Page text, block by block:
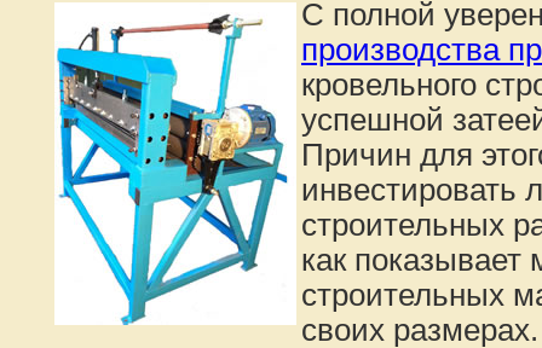
С полной
производства
кровельного
успешной
Причин для
инвестировать
строительных
как показывает
строительных
своих размерах.